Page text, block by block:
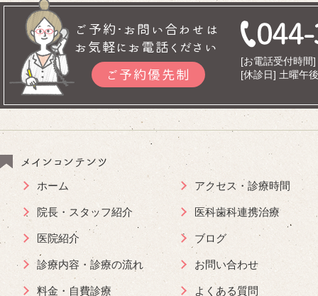
ご予約･お問い合わせは
お気軽にお電話ください
ご予約優先制
[お電話受付時間
[休診日] 土曜午
メインコンテンツ
ホーム
院長・スタッフ紹介
医院紹介
診療内容・診療の流れ
料金・自費診療
アクセス・診療時間
医科歯科連携治療
ブログ
お問い合わせ
よくある質問